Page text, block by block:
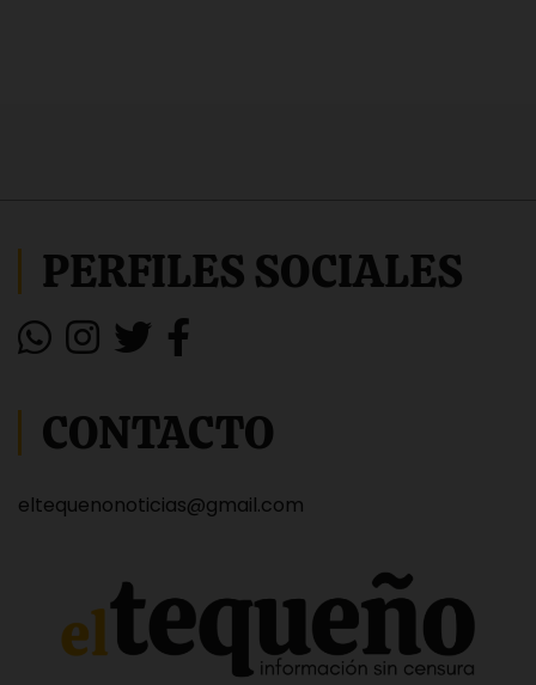
PERFILES SOCIALES
CONTACTO
eltequenonoticias@gmail.com